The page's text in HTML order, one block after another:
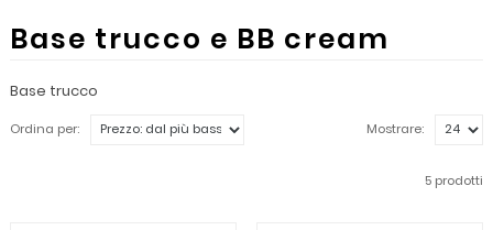
Base trucco e BB cream
Base trucco
Ordina per: Mostrare:
5 prodotti